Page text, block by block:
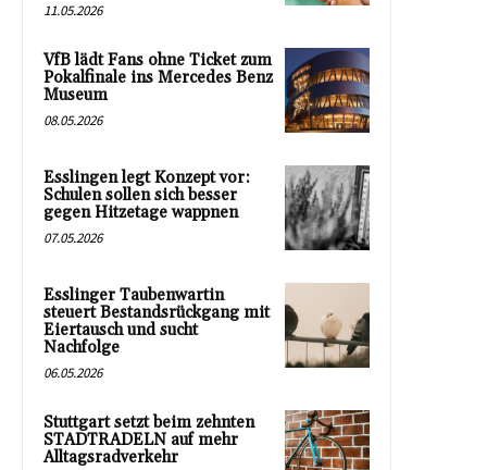
11.05.2026
VfB lädt Fans ohne Ticket zum
Pokalfinale ins Mercedes Benz
Museum
08.05.2026
Esslingen legt Konzept vor:
Schulen sollen sich besser
gegen Hitzetage wappnen
07.05.2026
Esslinger Taubenwartin
steuert Bestandsrückgang mit
Eiertausch und sucht
Nachfolge
06.05.2026
Stuttgart setzt beim zehnten
STADTRADELN auf mehr
Alltagsradverkehr